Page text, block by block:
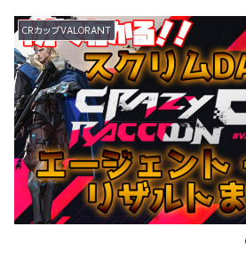
CRカップVALORANT